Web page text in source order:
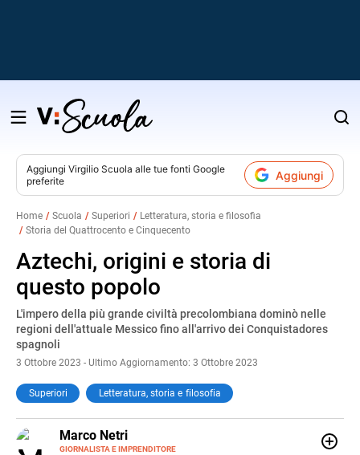
Salta
contenuto
Aggiungi Virgilio Scuola alle tue fonti Google
preferite
Aggiungi
Home Scuola Superiori
Letteratura, storia e filosofia
Storia del Quattrocento e Cinquecento
Aztechi, origini e storia di
questo popolo
L'impero della più grande civiltà precolombiana dominò nelle
regioni dell'attuale Messico fino all'arrivo dei Conquistadores
spagnoli
3 Ottobre 2023 - Ultimo Aggiornamento: 3 Ottobre 2023
Superiori Letteratura, storia e filosofia
Marco Netri
GIORNALISTA E IMPRENDITORE
E-
MAIL